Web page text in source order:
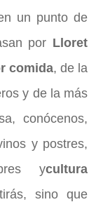
un punto de
por Lloret
comida, de la
y de la más
conócenos,
y postres,
ycultura
sino que